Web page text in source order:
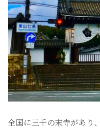
全国に三千の末寺があり